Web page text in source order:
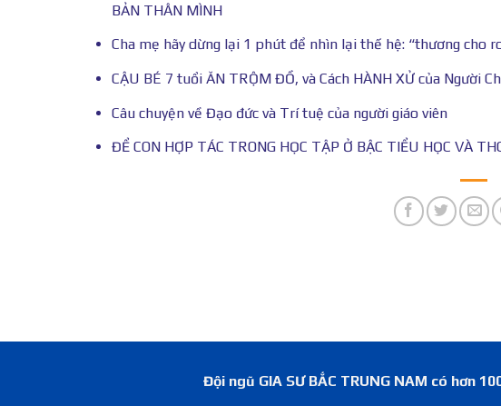
BẢN THÂN MÌNH
Cha mẹ hãy dừng lại 1 phút để nhìn lại thế hệ: “thương cho
CẬU BÉ 7 tuổi ĂN TRỘM ĐỒ, và Cách HÀNH XỬ của Người
Câu chuyện về Đạo đức và Trí tuệ của người giáo viên
ĐỂ CON HỢP TÁC TRONG HỌC TẬP Ở BẬC TIỂU HỌC VÀ
Đội ngũ GIA SƯ BẮC TRUNG NAM có hơn